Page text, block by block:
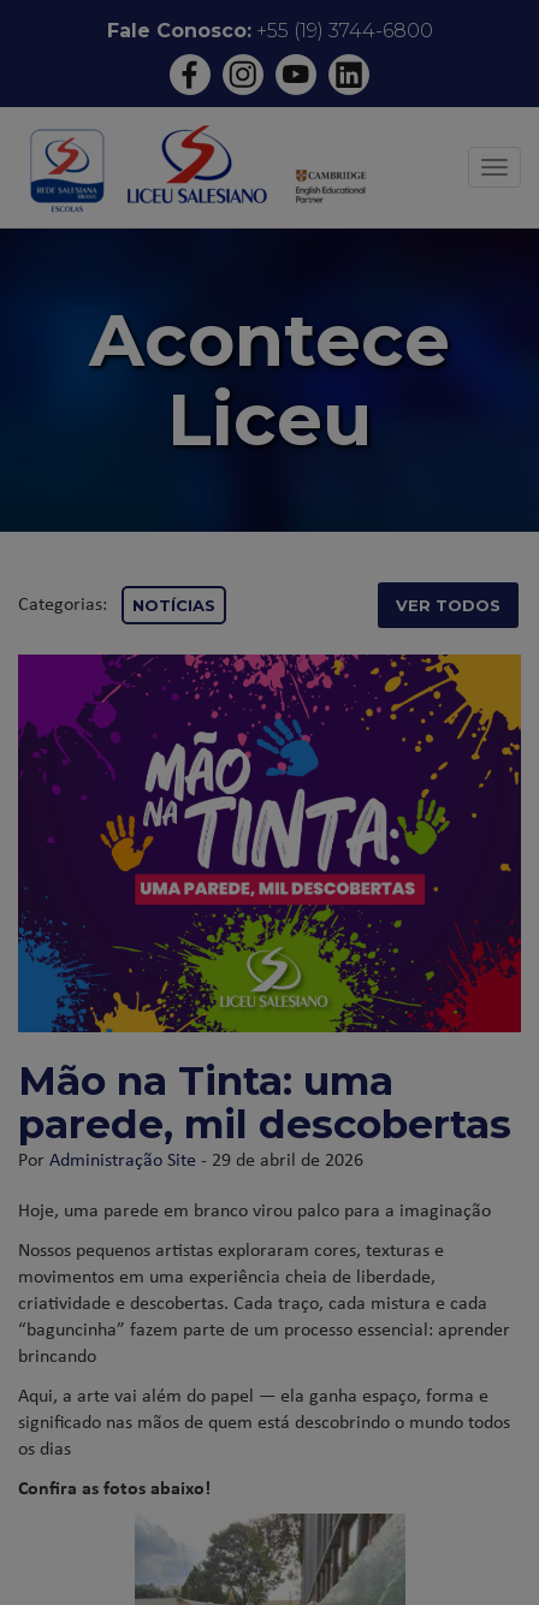
conteúdo
Fale Conosco:+55 (19) 3744-6800
Acontece
Liceu
Categorias: NOTÍCIAS VER TODOS
Mão na Tinta: uma
parede, mil descobertas
PorAdministração Site - 29 de abril de 2026
Hoje, uma parede em branco virou palco para a imaginação
Nossos pequenos artistas exploraram cores, texturas e
movimentos em uma experiência cheia de liberdade,
criatividade e descobertas. Cada traço, cada mistura e cada
“baguncinha” fazem parte de um processo essencial: aprender
brincando
Aqui, a arte vai além do papel — ela ganha espaço, forma e
significado nas mãos de quem está descobrindo o mundo todos
os dias
Confira as fotos abaixo!